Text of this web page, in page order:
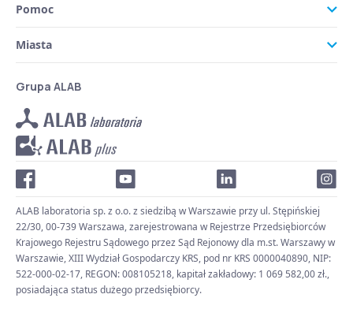
Pomoc
Miasta
Grupa ALAB
ALAB laboratoria sp. z o.o. z siedzibą w Warszawie przy ul. Stępińskiej
22/30, 00-739 Warszawa, zarejestrowana w Rejestrze Przedsiębiorców
Krajowego Rejestru Sądowego przez Sąd Rejonowy dla m.st. Warszawy w
Warszawie, XIII Wydział Gospodarczy KRS, pod nr KRS 0000040890, NIP:
522-000-02-17, REGON: 008105218, kapitał zakładowy: 1 069 582,00 zł.,
posiadająca status dużego przedsiębiorcy.